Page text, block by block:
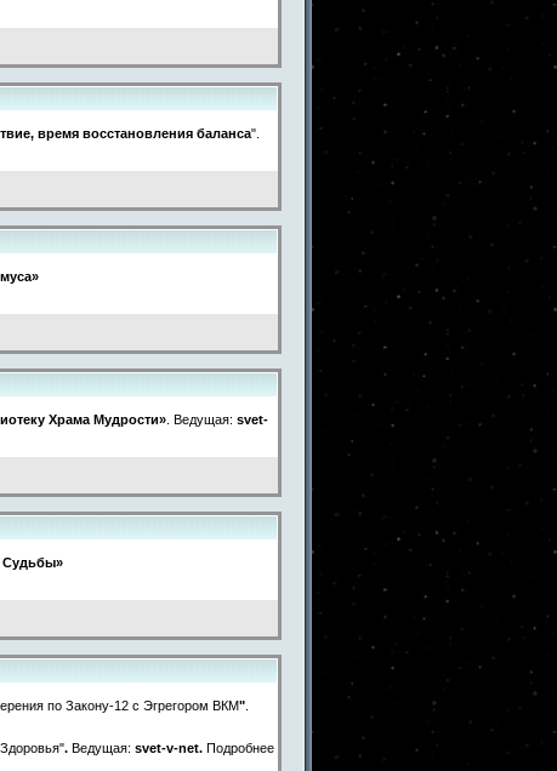
время восстановления баланса".
Храма Мудрости» . Ведущая: svet-
Судьбы»
по Закону-12 с Эгрегором ВКМ"
. Ведущая: svet-v-net. Подробнее